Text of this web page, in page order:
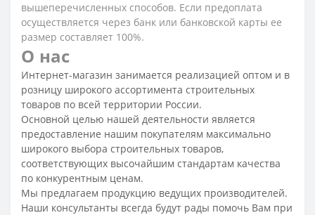
вышеперечисленных способов. Если предоплата
осуществляется через банк или банковской карты ее
размер составляет 100%.
О нас
Интернет-магазин занимается реализацией оптом и в
розницу широкого ассортимента строительных
товаров по всей территории России.
Основной целью нашей деятельности является
предоставление нашим покупателям максимально
широкого выбора строительных товаров,
соответствующих высочайшим стандартам качества
по конкурентным ценам.
Мы предлагаем продукцию ведущих производителей.
Наши консультанты всегда будут рады помочь Вам при